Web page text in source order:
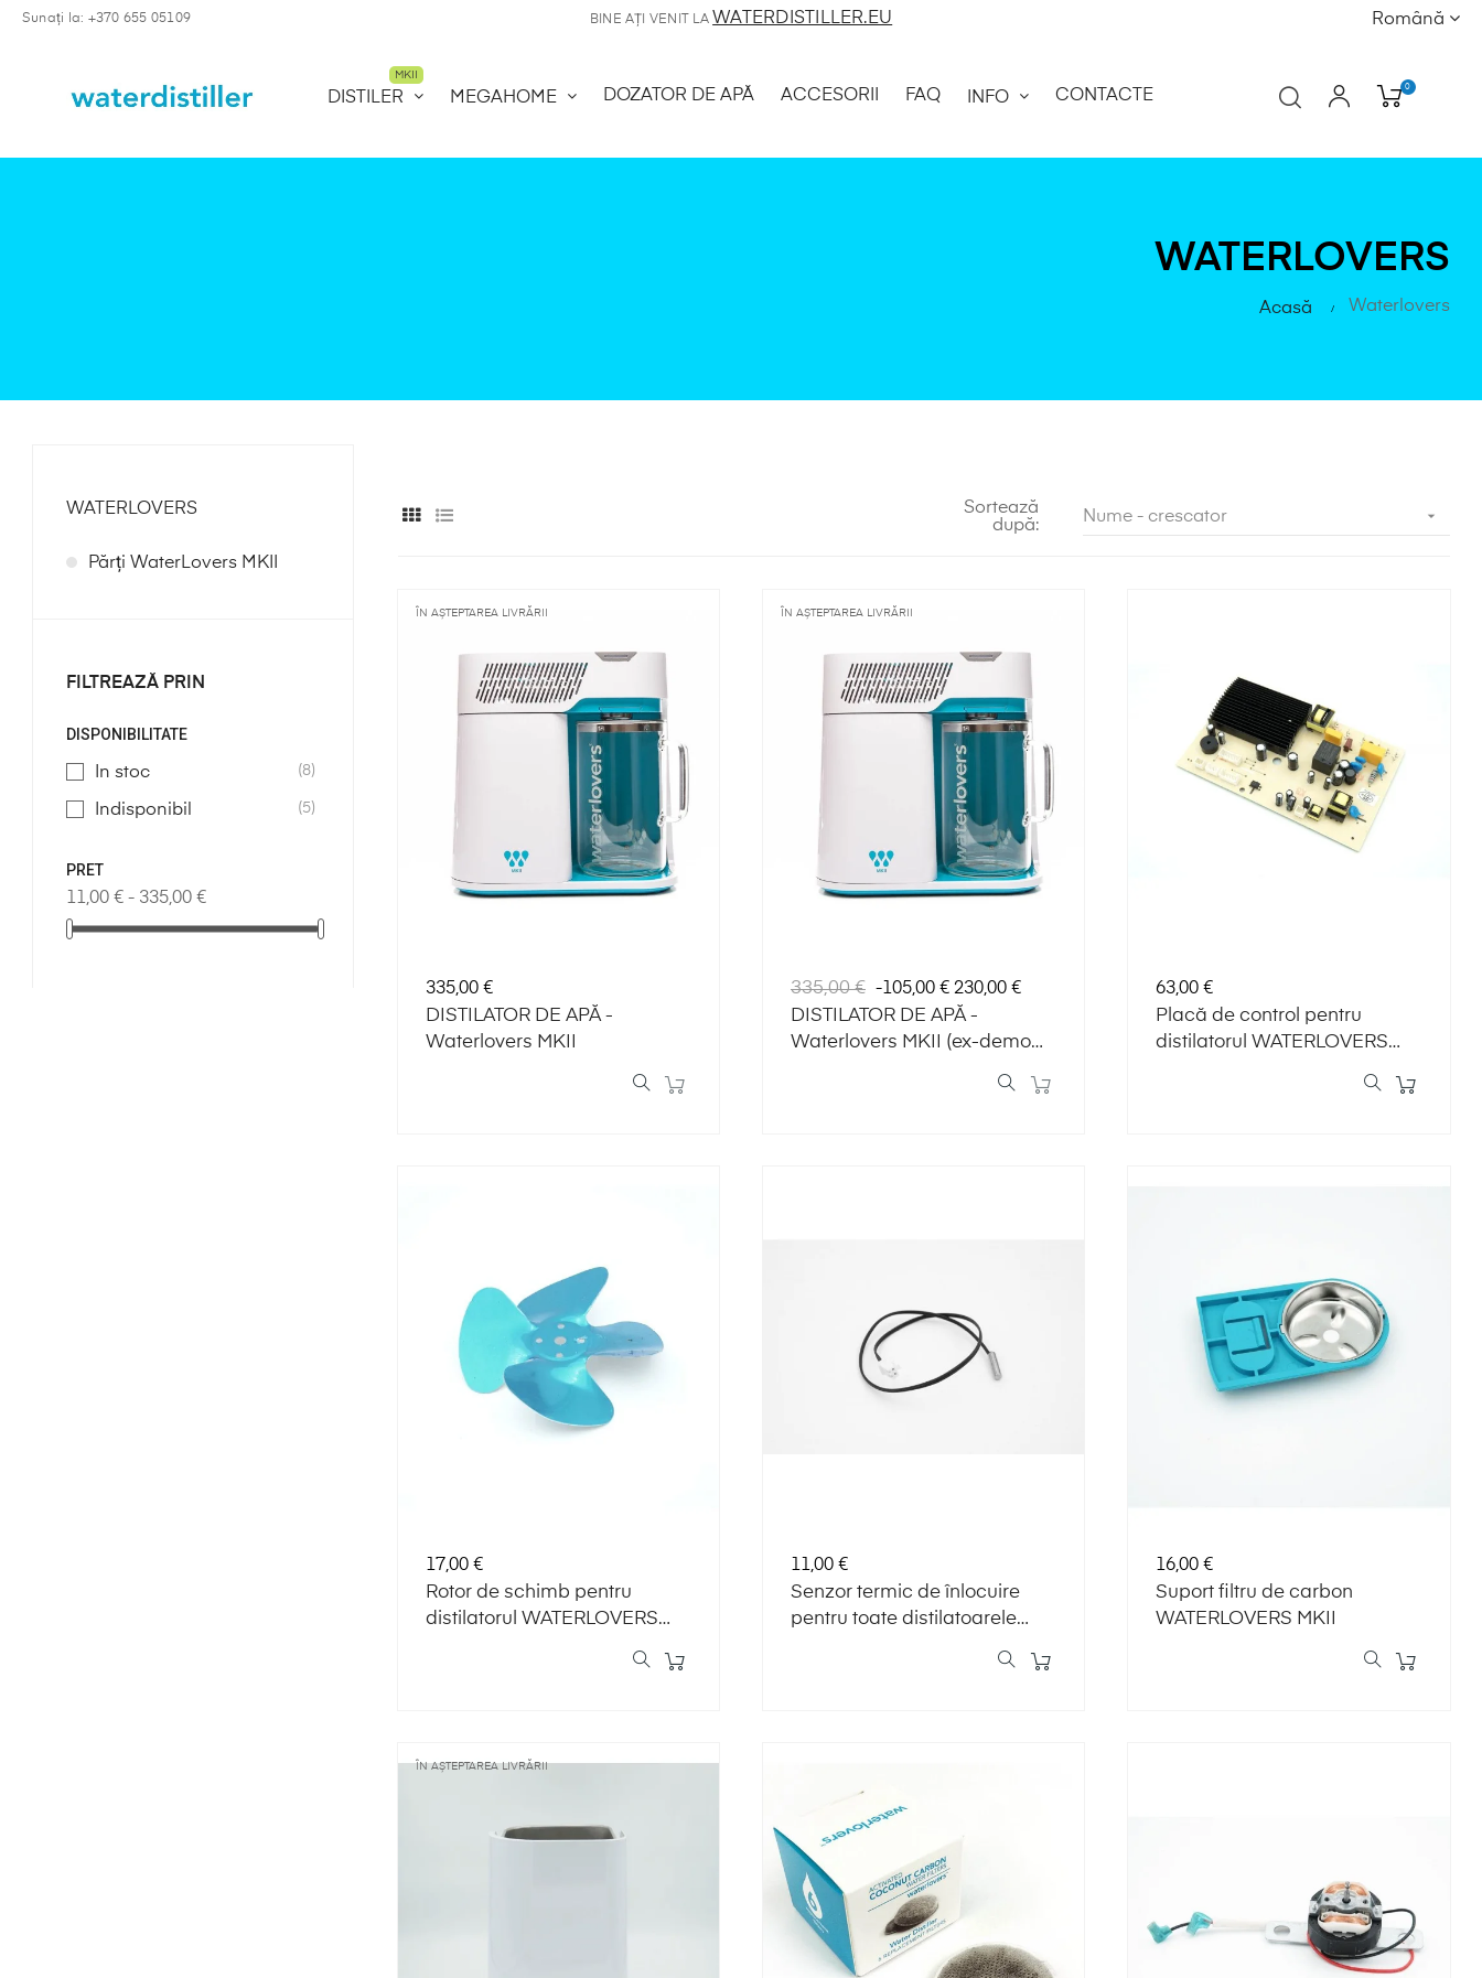
Sunați la: +370 655 05109 BINE AȚI VENIT LA WATERDISTILLER.EU Română
DISTILER
MKII
MEGAHOME DOZATOR DE APĂ ACCESORII FAQ INFO CONTACTE
0
WATERLOVERS
Acasă Waterlovers
WATERLOVERS
Părți WaterLovers MKII
FILTREAZĂ PRIN
DISPONIBILITATE
In stoc (8)
Indisponibil (5)
PRET
11,00 € - 335,00 €
Sortează
după:
Nume - crescator 
ÎN AȘTEPTAREA LIVRĂRII
Preț
335,00 €
DISTILATOR DE APĂ -
Waterlovers MKII
ÎN AȘTEPTAREA LIVRĂRII
Preț
normal
335,00 € -105,00 € Preț
230,00 €
DISTILATOR DE APĂ -
Waterlovers MKII (ex-demo
Preț
63,00 €
Placă de control pentru
distilatorul WATERLOVERS
Preț
17,00 €
Rotor de schimb pentru
distilatorul WATERLOVERS
Preț
11,00 €
Senzor termic de înlocuire
pentru toate distilatoarele
Preț
16,00 €
Suport filtru de carbon
WATERLOVERS MKII
ÎN AȘTEPTAREA LIVRĂRII